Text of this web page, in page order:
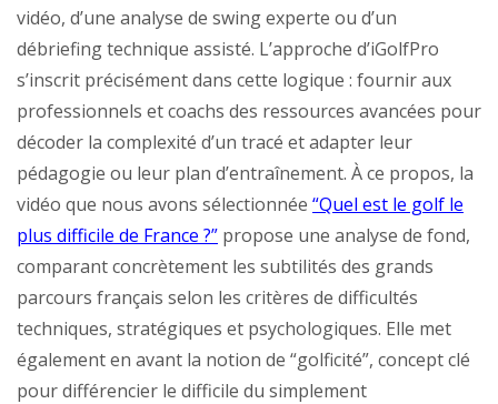
vidéo, d’une analyse de swing experte ou d’un
débriefing technique assisté. L’approche d’iGolfPro
s’inscrit précisément dans cette logique : fournir aux
professionnels et coachs des ressources avancées pour
décoder la complexité d’un tracé et adapter leur
pédagogie ou leur plan d’entraînement. À ce propos, la
vidéo que nous avons sélectionnée “Quel est le golf le
plus difficile de France ?” propose une analyse de fond,
comparant concrètement les subtilités des grands
parcours français selon les critères de difficultés
techniques, stratégiques et psychologiques. Elle met
également en avant la notion de “golficité”, concept clé
pour différencier le difficile du simplement